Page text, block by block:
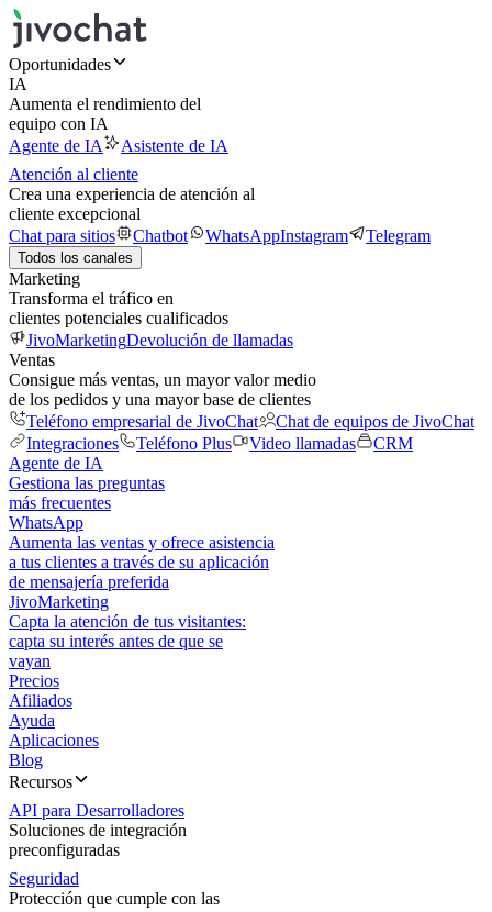
Oportunidades
IA
Aumenta el rendimiento del
equipo con IA
Agente de IA
Asistente de IA
Atención al cliente
Crea una experiencia de atención al
cliente excepcional
Chat para sitios
Chatbot WhatsAppInstagram Telegram
Todos los canales
Marketing
Transforma el tráfico en
clientes potenciales cualificados
JivoMarketingDevolución de llamadas
Ventas
Consigue más ventas, un mayor valor medio
de los pedidos y una mayor base de clientes
Teléfono empresarial de JivoChat
Chat de equipos de JivoChat
Integraciones
Teléfono Plus Video llamadas
CRM
Agente de IA
Gestiona las preguntas
más frecuentes
WhatsApp
Aumenta las ventas y ofrece asistencia
a tus clientes a través de su aplicación
de mensajería preferida
JivoMarketing
Capta la atención de tus visitantes:
capta su interés antes de que se
vayan
Precios
Afiliados
Ayuda
Aplicaciones
Blog
Recursos
API para Desarrolladores
Soluciones de integración
preconfiguradas
Seguridad
Protección que cumple con las